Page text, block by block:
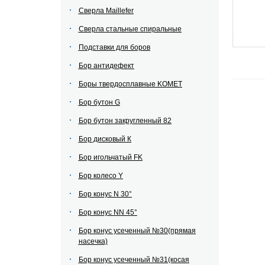
Сверла Maillefer
Сверла стальные спиральные
Подставки для боров
Бор антидефект
Боры твердосплавные KOMET
Бор бутон G
Бор бутон закругленный 82
Бор дисковый К
Бор игольчатый FK
Бор колесо Y
Бор конус N 30°
Бор конус NN 45°
Бор конус усеченный №30(прямая
насечка)
Бор конус усеченный №31(косая